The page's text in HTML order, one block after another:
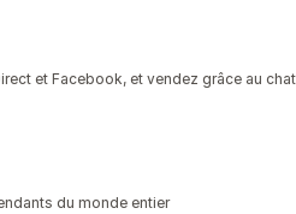
et Facebook, et vendez grâce au
du monde entier